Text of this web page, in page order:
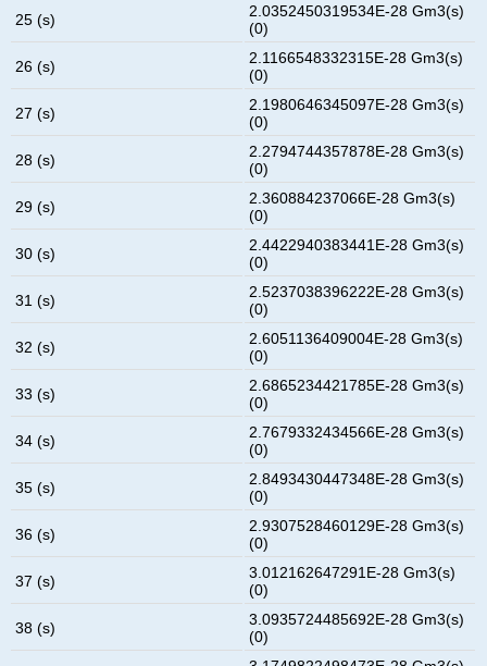
25 (s)
2.0352450319534E-28 Gm3(s)
(0)
26 (s)
2.1166548332315E-28 Gm3(s)
(0)
27 (s)
2.1980646345097E-28 Gm3(s)
(0)
28 (s)
2.2794744357878E-28 Gm3(s)
(0)
29 (s)
2.360884237066E-28 Gm3(s)
(0)
30 (s)
2.4422940383441E-28 Gm3(s)
(0)
31 (s)
2.5237038396222E-28 Gm3(s)
(0)
32 (s)
2.6051136409004E-28 Gm3(s)
(0)
33 (s)
2.6865234421785E-28 Gm3(s)
(0)
34 (s)
2.7679332434566E-28 Gm3(s)
(0)
35 (s)
2.8493430447348E-28 Gm3(s)
(0)
36 (s)
2.9307528460129E-28 Gm3(s)
(0)
37 (s)
3.012162647291E-28 Gm3(s)
(0)
38 (s)
3.0935724485692E-28 Gm3(s)
(0)